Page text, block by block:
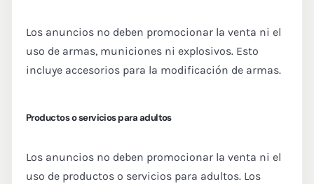
Los anuncios no deben promocionar la venta ni el
uso de armas, municiones ni explosivos. Esto
incluye accesorios para la modificación de armas.
Productos o servicios para adultos
Los anuncios no deben promocionar la venta ni el
uso de productos o servicios para adultos. Los